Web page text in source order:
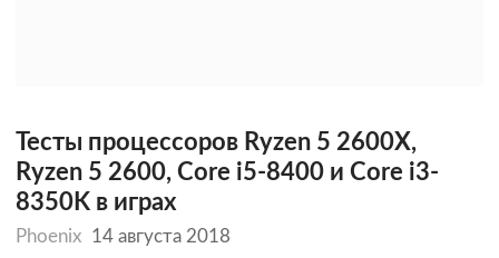
Тесты процессоров Ryzen 5 2600X,
Ryzen 5 2600, Core i5-8400 и Core i3-
8350K в играх
Phoenix 14 августа 2018